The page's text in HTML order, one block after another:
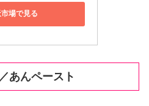
場で見る
あんペースト